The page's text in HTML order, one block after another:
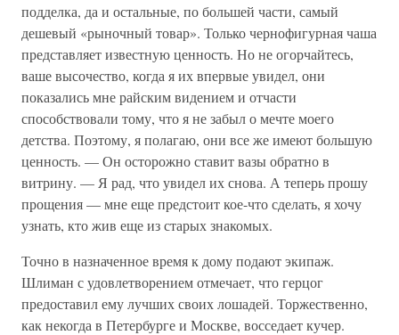
подделка, да и остальные, по большей части, самый
дешевый «рыночный товар». Только чернофигурная чаша
представляет известную ценность. Но не огорчайтесь,
ваше высочество, когда я их впервые увидел, они
показались мне райским видением и отчасти
способствовали тому, что я не забыл о мечте моего
детства. Поэтому, я полагаю, они все же имеют большую
ценность. — Он осторожно ставит вазы обратно в
витрину. — Я рад, что увидел их снова. А теперь прошу
прощения — мне еще предстоит кое-что сделать, я хочу
узнать, кто жив еще из старых знакомых.
Точно в назначенное время к дому подают экипаж.
Шлиман с удовлетворением отмечает, что герцог
предоставил ему лучших своих лошадей. Торжественно,
как некогда в Петербурге и Москве, восседает кучер.